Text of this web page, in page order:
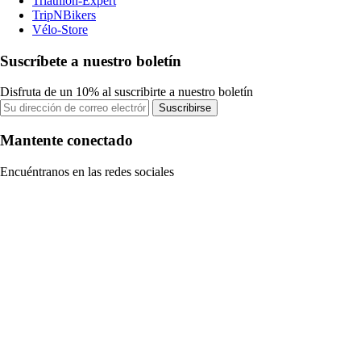
TripNBikers
Vélo-Store
Suscríbete a nuestro boletín
Disfruta de un 10% al suscribirte a nuestro boletín
Suscribirse
Mantente conectado
Encuéntranos en las redes sociales